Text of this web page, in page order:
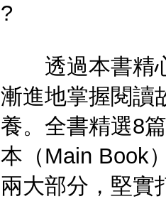
?
透過本書精心
漸進地掌握閱讀
養。全書精選8
本（Main Book
兩大部分，堅實